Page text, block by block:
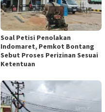
Soal Petisi Penolakan
Indomaret, Pemkot Bontang
Sebut Proses Perizinan Sesuai
Ketentuan